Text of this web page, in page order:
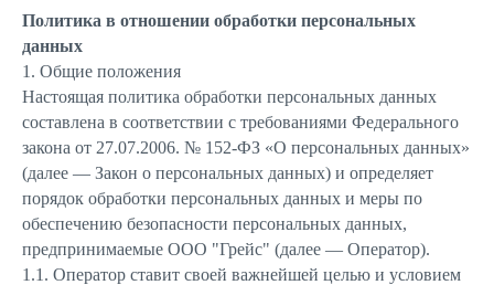
Политика в отношении обработки персональных
данных
1. Общие положения
Настоящая политика обработки персональных данных
составлена в соответствии с требованиями Федерального
закона от 27.07.2006. № 152-ФЗ «О персональных данных»
(далее — Закон о персональных данных) и определяет
порядок обработки персональных данных и меры по
обеспечению безопасности персональных данных,
предпринимаемые ООО "Грейс" (далее — Оператор).
1.1. Оператор ставит своей важнейшей целью и условием